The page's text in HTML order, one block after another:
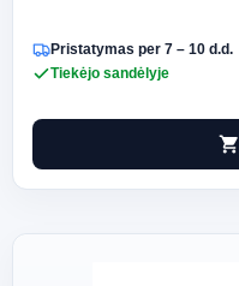
Pristatymas per 7 – 10 d.d.
Tiekėjo sandėlyje
shopping_cart